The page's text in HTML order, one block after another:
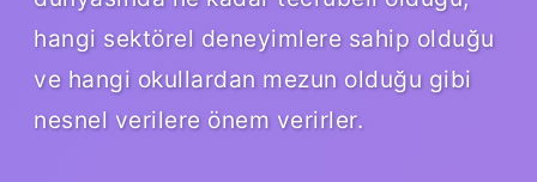
hangi sektörel deneyimlere sahip olduğu
ve hangi okullardan mezun olduğu gibi
nesnel verilere önem verirler.